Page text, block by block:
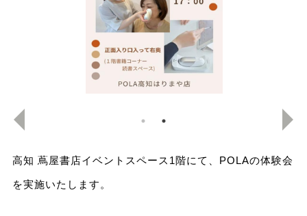
高知 蔦屋書店イベントスペース1階にて、POLAの体験会
を実施いたします。